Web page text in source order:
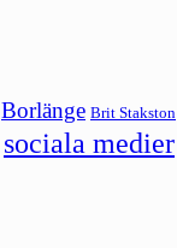
Borlänge Brit Stakston
sociala medier